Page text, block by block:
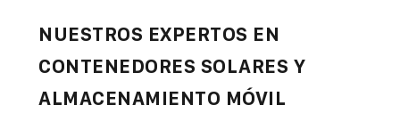
NUESTROS EXPERTOS EN
CONTENEDORES SOLARES Y
ALMACENAMIENTO MÓVIL